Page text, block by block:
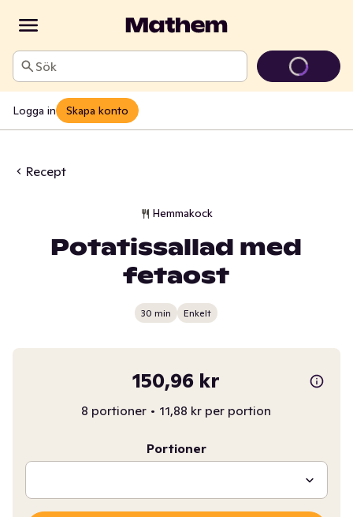
Sök
Logga in Skapa konto
Recept
Hemmakock
Potatissallad med
fetaost
30 min Enkelt
150,96 kr
8 portioner • 11,88 kr per portion
Portioner